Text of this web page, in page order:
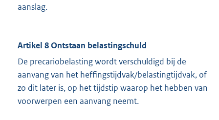
aanslag.
Artikel 8 Ontstaan belastingschuld
De precariobelasting wordt verschuldigd bij de
aanvang van het heffingstijdvak/belastingtijdvak, of
zo dit later is, op het tijdstip waarop het hebben van
voorwerpen een aanvang neemt.